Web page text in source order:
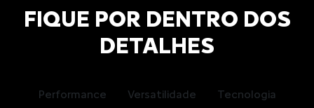
FIQUE POR DENTRO DOS
DETALHES
Performance Versatilidade
Tecnologia